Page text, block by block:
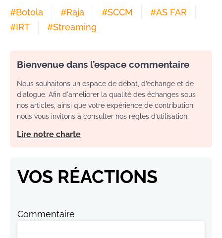
#Botola #Raja #SCCM #AS FAR
#IRT #Streaming
Bienvenue dans l’espace commentaire
Nous souhaitons un espace de débat, d’échange et de
dialogue. Afin d'améliorer la qualité des échanges sous
nos articles, ainsi que votre expérience de contribution,
nous vous invitons à consulter nos règles d’utilisation.
Lire notre charte
VOS RÉACTIONS
Commentaire